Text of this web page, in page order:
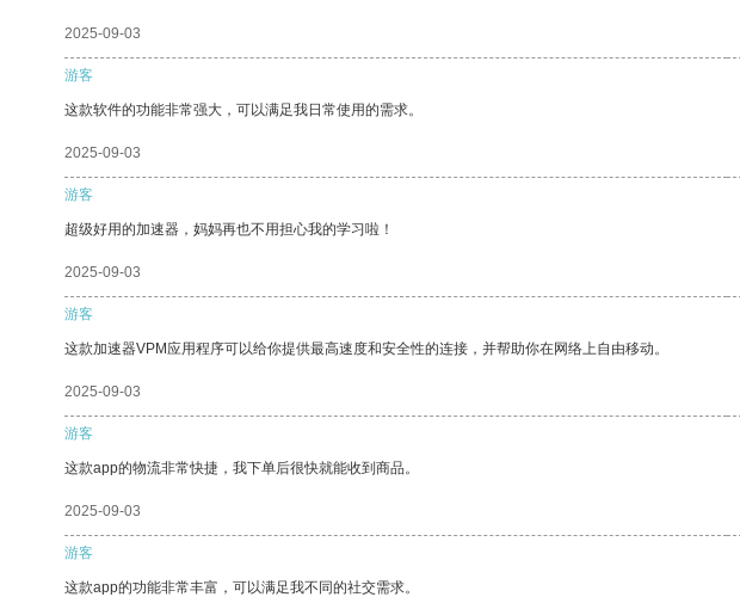
2025-09-03
游客
这款软件的功能非常强大，可以满足我日常使用的需求。
2025-09-03
游客
超级好用的加速器，妈妈再也不用担心我的学习啦！
2025-09-03
游客
这款加速器VPM应用程序可以给你提供最高速度和安全性的连接，并帮助你在网络上自由移动。
2025-09-03
游客
这款app的物流非常快捷，我下单后很快就能收到商品。
2025-09-03
游客
这款app的功能非常丰富，可以满足我不同的社交需求。